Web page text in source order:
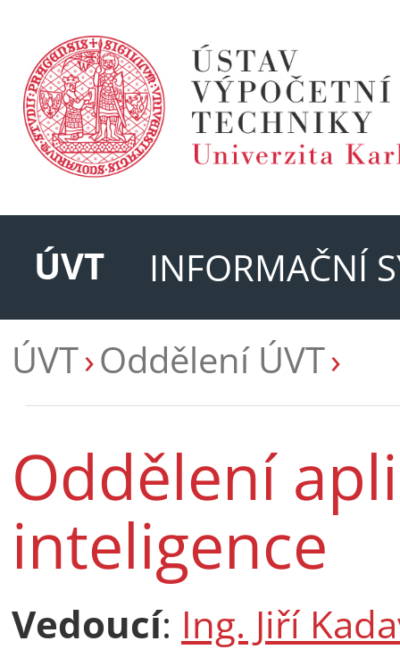
ÚVT
INFORMAČNÍ
ÚVT Oddělení ÚVT
Oddělení
inteligence
Vedoucí: Ing. Jiří